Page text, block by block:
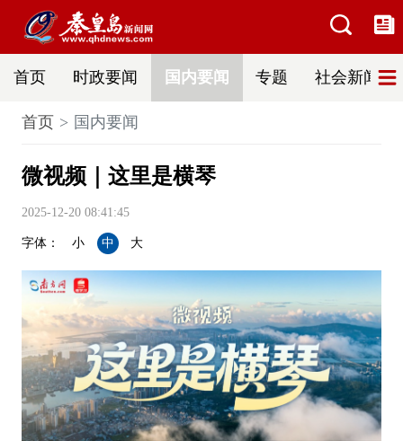
首页 时政要闻 国内要闻 专题 社会新闻
首页 国内要闻
微视频｜这里是横琴
2025-12-20 08:41:45
字体： 小 中 大